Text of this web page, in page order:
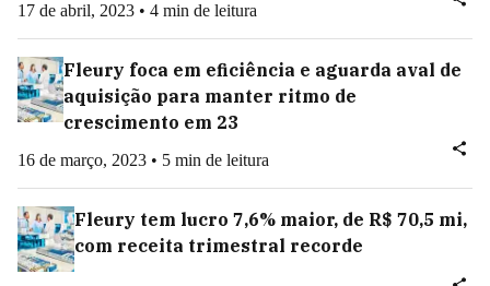
17 de abril, 2023 • 4 min de leitura
Fleury foca em eficiência e aguarda aval de
aquisição para manter ritmo de
crescimento em 23
16 de março, 2023 • 5 min de leitura
Fleury tem lucro 7,6% maior, de R$ 70,5 mi,
com receita trimestral recorde